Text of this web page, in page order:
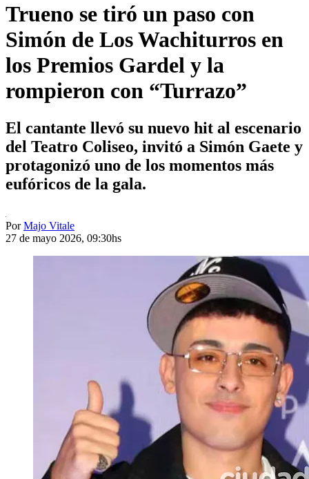
Trueno se tiró un paso con
Simón de Los Wachiturros en
los Premios Gardel y la
rompieron con “Turrazo”
El cantante llevó su nuevo hit al escenario
del Teatro Coliseo, invitó a Simón Gaete y
protagonizó uno de los momentos más
eufóricos de la gala.
PorMajo Vitale
27 de mayo 2026, 09:30hs